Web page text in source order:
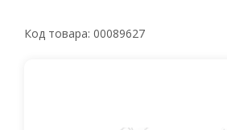
Код товара: 00089627